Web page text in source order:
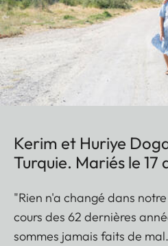
Kerim et Huriye
Turquie. Mariés le 17
"Rien n'a changé dans
cours des 62 dernières
sommes jamais faits de